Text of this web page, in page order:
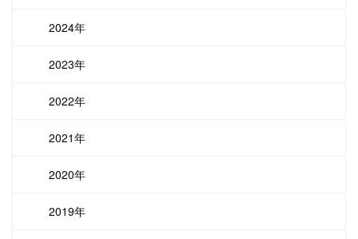
2024年
2023年
2022年
2021年
2020年
2019年